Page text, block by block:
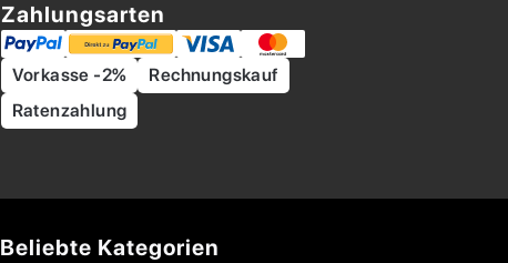
Zahlungsarten
Vorkasse -2%
Rechnungskauf
Ratenzahlung
Beliebte Kategorien